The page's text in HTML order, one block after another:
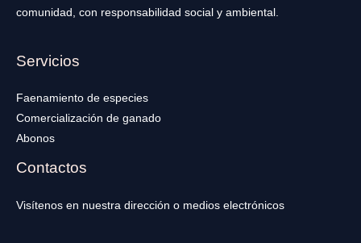
comunidad, con responsabilidad social y ambiental.
Servicios
Faenamiento de especies
Comercialización de ganado
Abonos
Contactos
Visítenos en nuestra dirección o medios electrónicos